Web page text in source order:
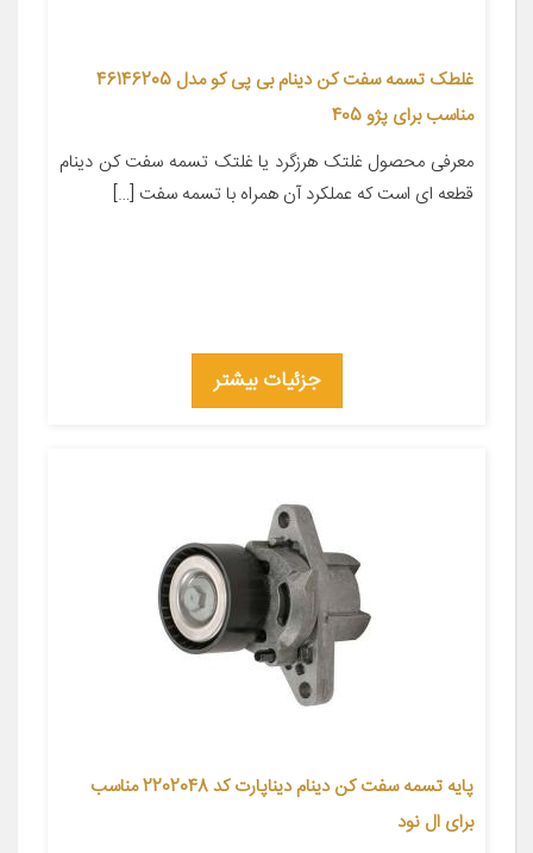
غلطک تسمه سفت کن دینام بی پی کو مدل 46146205
مناسب برای پژو 405
معرفی محصول غلتک هرزگرد یا غلتک تسمه سفت کن دینام
قطعه ای است که عملکرد آن همراه با تسمه سفت […]
جزئیات بیشتر
پایه تسمه سفت کن دینام دیناپارت کد 2202048 مناسب
برای ال نود